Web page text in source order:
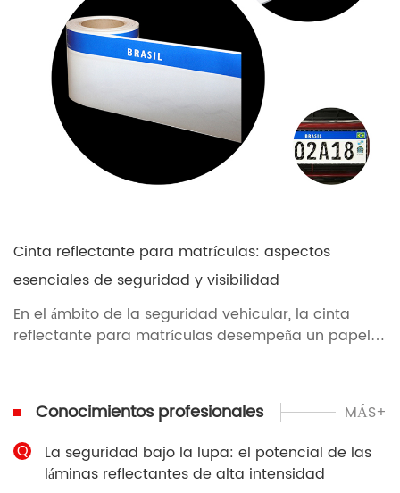
Cinta reflectante para matrículas: aspectos
esenciales de seguridad y visibilidad
En el ámbito de la seguridad vehicular, la cinta
reflectante para matrículas desempeña un papel
también un componente esencial para garantizar
la visibilidad de los vehículos en la carretera,
especialmente en condiciones de poca luz o
condiciones meteorológicas adversas.
Conocimientos profesionales
MÁS+
Q
La seguridad bajo la lupa: el potencial de las
láminas reflectantes de alta intensidad